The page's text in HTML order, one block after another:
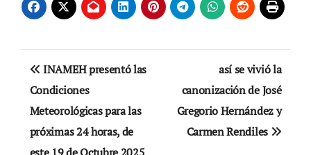
Navegación
de
entradas
INAMEH presentó las
Condiciones
Meteorológicas para las
próximas 24 horas, de
así se vivió la
canonización de José
Gregorio Hernández y
Carmen Rendiles